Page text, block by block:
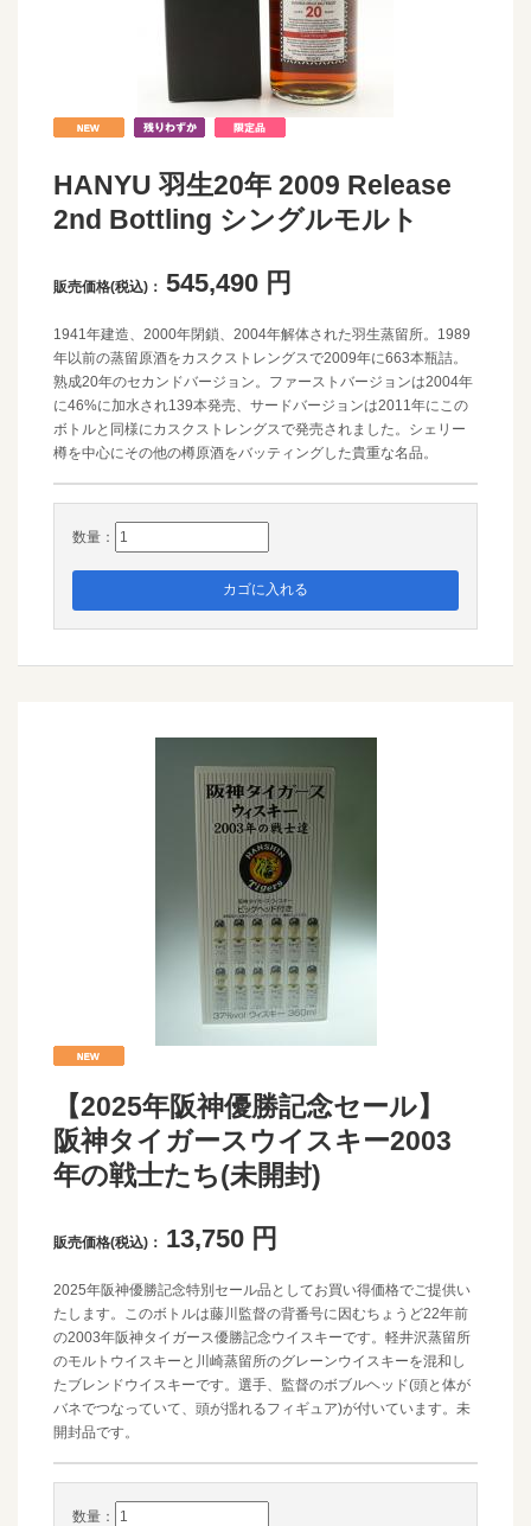
HANYU 羽生20年 2009 Release
2nd Bottling シングルモルト
販売価格(税込)： 545,490 円
1941年建造、2000年閉鎖、2004年解体された羽生蒸留所。1989
年以前の蒸留原酒をカスクストレングスで2009年に663本瓶詰。
熟成20年のセカンドバージョン。ファーストバージョンは2004年
に46%に加水され139本発売、サードバージョンは2011年にこの
ボトルと同様にカスクストレングスで発売されました。シェリー
樽を中心にその他の樽原酒をバッティングした貴重な名品。
数量：
【2025年阪神優勝記念セール】
阪神タイガースウイスキー2003
年の戦士たち(未開封)
販売価格(税込)： 13,750 円
2025年阪神優勝記念特別セール品としてお買い得価格でご提供い
たします。このボトルは藤川監督の背番号に因むちょうど22年前
の2003年阪神タイガース優勝記念ウイスキーです。軽井沢蒸留所
のモルトウイスキーと川崎蒸留所のグレーンウイスキーを混和し
たブレンドウイスキーです。選手、監督のボブルヘッド(頭と体が
バネでつなっていて、頭が揺れるフィギュア)が付いています。未
開封品です。
数量：